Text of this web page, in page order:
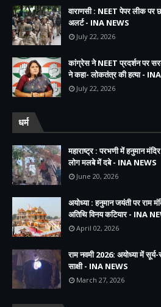
वाराणसी : NEET पेपर लीक पर
अलर्ट - INA NEWS
July 22, 2026
कांग्रेस ने NEET प्रदर्शन पर
ने कहा- लोकतंत्र की हत्या -
July 22, 2026
धर्म
महाराष्ट्र : परभणी में हनुमान
लोग मलबे में दबे - INA NEWS
June 20, 2026
अयोध्या : हनुमान जयंती पर राम
अतिथि विनय कटियार - INA
April 02, 2026
राम नवमी 2026: अयोध्या में
साक्षी - INA NEWS
March 27, 2026